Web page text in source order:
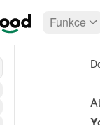
Funkce